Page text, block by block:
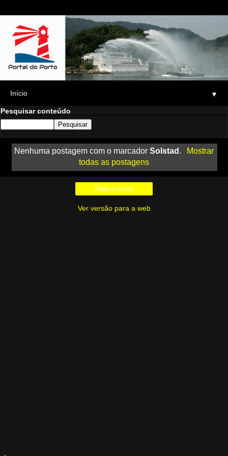
▼
Pesquisar conteúdo
Nenhuma postagem com o marcadorSolstad .
Mostrar
todas as postagens
Página inicial
Ver versão para a web